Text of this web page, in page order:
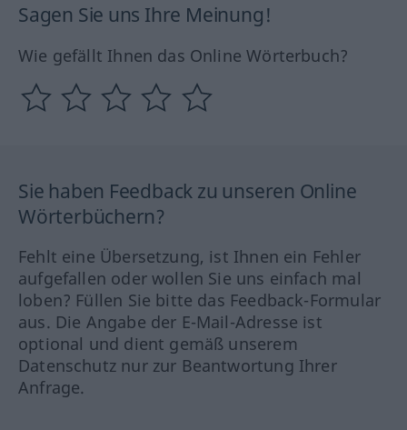
Sagen Sie uns Ihre Meinung!
Wie gefällt Ihnen das Online Wörterbuch?
Sie haben Feedback zu unseren Online
Wörterbüchern?
Fehlt eine Übersetzung, ist Ihnen ein Fehler
aufgefallen oder wollen Sie uns einfach mal
loben? Füllen Sie bitte das Feedback-Formular
aus. Die Angabe der E-Mail-Adresse ist
optional und dient gemäß unserem
Datenschutz nur zur Beantwortung Ihrer
Anfrage.